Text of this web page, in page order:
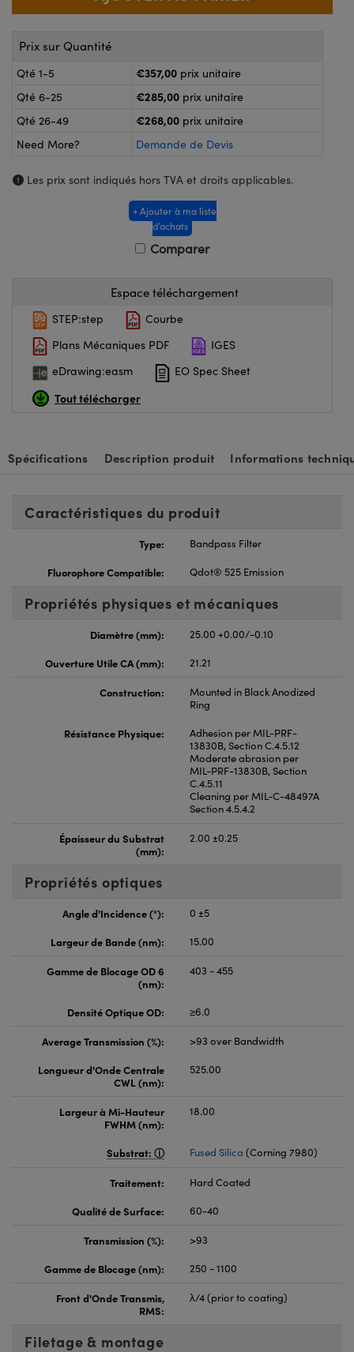
ou Coupleurs
de Poche ou à Mesure Directe
: Microscopie
: Caméras
Optiques Lightpath
Labs™
Prix sur Quantité
Qté 1-5 €357,00 prix unitaire
Qté 6-25
€285,00 prix unitaire
Qté 26-49
€268,00 prix unitaire
Need More?
Demande de Devis
Les prix sont indiqués hors TVA et droits applicables.
+ Ajouter à ma liste
d’achats
Comparer
Espace téléchargement
STEP:step
Courbe
Plans Mécaniques PDF
IGES
eDrawing:easm
EO Spec Sheet
Tout télécharger
Spécifications Description produit Informations
Caractéristiques du produit
Type:
Bandpass Filter
Fluorophore Compatible:
Qdot® 525 Emission
Propriétés physiques et mécaniques
Diamètre (mm):
25.00 +0.00/-0.10
Ouverture Utile CA (mm):
21.21
Construction:
Mounted in Black Anodized
Ring
Résistance Physique:
Adhesion per MIL-PRF-
13830B, Section C.4.5.12
Moderate abrasion per
MIL-PRF-13830B, Section
C.4.5.11
Cleaning per MIL-C-48497A
Section 4.5.4.2
Épaisseur du Substrat
(mm):
2.00 ±0.25
Propriétés optiques
Angle d'Incidence (°):
0 ±5
Largeur de Bande (nm):
15.00
Gamme de Blocage OD 6
(nm):
403 - 455
Densité Optique OD: ≥6.0
Average Transmission (%):
>93 over Bandwidth
Longueur d'Onde Centrale
CWL (nm):
525.00
Largeur à Mi-Hauteur
FWHM (nm):
18.00
Substrat: Fused Silica (Corning 7980)
Traitement:
Hard Coated
Qualité de Surface:
60-40
Transmission (%):
>93
Gamme de Blocage (nm):
250 - 1100
Front d'Onde Transmis,
RMS:
λ/4 (prior to coating)
Filetage & montage